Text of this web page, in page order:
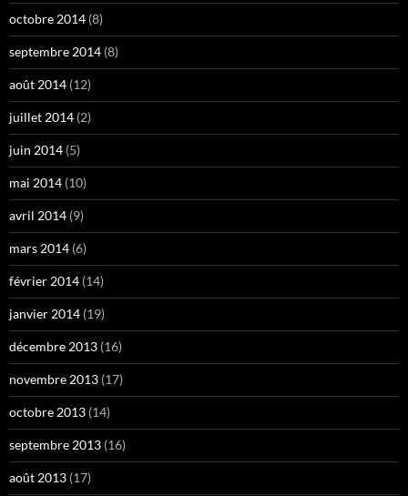
octobre 2014 (8)
septembre 2014 (8)
août 2014 (12)
juillet 2014 (2)
juin 2014 (5)
mai 2014 (10)
avril 2014 (9)
mars 2014 (6)
février 2014 (14)
janvier 2014 (19)
décembre 2013 (16)
novembre 2013 (17)
octobre 2013 (14)
septembre 2013 (16)
août 2013 (17)